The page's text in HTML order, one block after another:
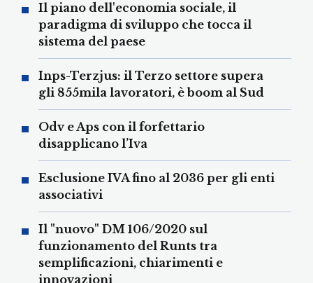
Il piano dell'economia sociale, il
paradigma di sviluppo che tocca il
sistema del paese
Inps-Terzjus: il Terzo settore supera
gli 855mila lavoratori, è boom al Sud
Odv e Aps con il forfettario
disapplicano l’Iva
Esclusione IVA fino al 2036 per gli enti
associativi
Il "nuovo" DM 106/2020 sul
funzionamento del Runts tra
semplificazioni, chiarimenti e
innovazioni